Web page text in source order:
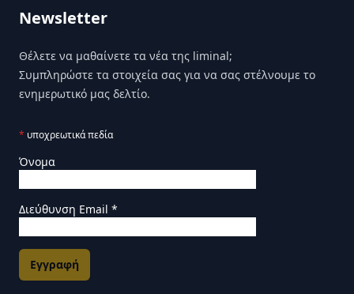
Newsletter
Θέλετε να μαθαίνετε τα νέα της liminal;
Συμπληρώστε τα στοιχεία σας για να σας στέλνουμε το
ενημερωτικό μας δελτίο.
* υποχρεωτικά πεδία
Όνομα
Διεύθυνση Email *